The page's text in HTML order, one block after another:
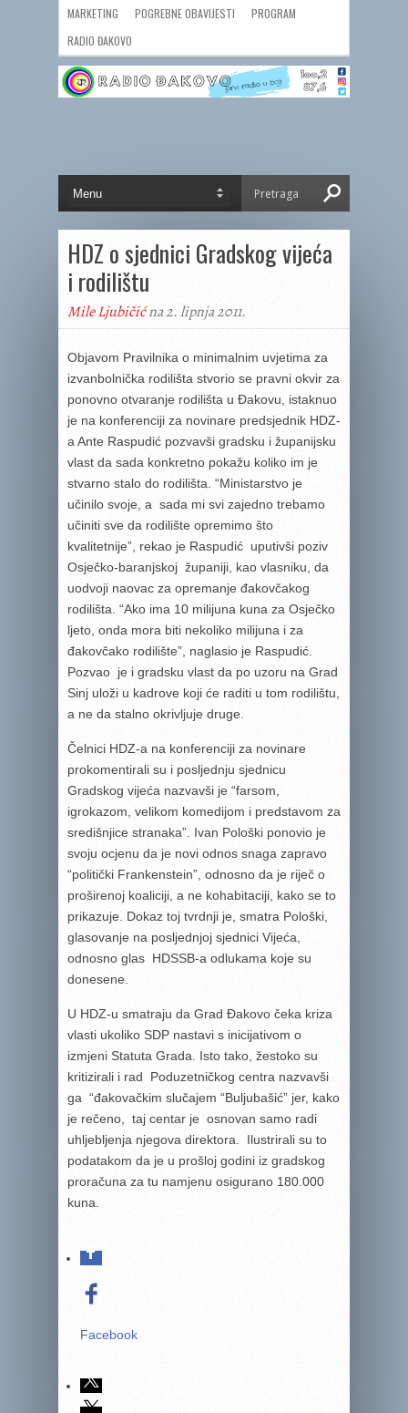
MARKETING POGREBNE OBAVIJESTI
PROGRAM
RADIO ĐAKOVO
HDZ o sjednici Gradskog vijeća
i rodilištu
Mile Ljubičićna 2. lipnja 2011.
Objavom Pravilnika o minimalnim uvjetima za
izvanbolnička rodilišta stvorio se pravni okvir za
ponovno otvaranje rodilišta u Đakovu, istaknuo
je na konferenciji za novinare predsjednik HDZ-
a Ante Raspudić pozvavši gradsku i županijsku
vlast da sada konkretno pokažu koliko im je
stvarno stalo do rodilišta. “Ministarstvo je
učinilo svoje, a sada mi svi zajedno trebamo
učiniti sve da rodilište opremimo što
kvalitetnije”, rekao je Raspudić uputivši poziv
Osječko-baranjskoj županiji, kao vlasniku, da
uodvoji naovac za opremanje đakovčakog
rodilišta. “Ako ima 10 milijuna kuna za Osječko
ljeto, onda mora biti nekoliko milijuna i za
đakovčako rodilište”, naglasio je Raspudić.
Pozvao je i gradsku vlast da po uzoru na Grad
Sinj uloži u kadrove koji će raditi u tom rodilištu,
a ne da stalno okrivljuje druge.
Čelnici HDZ-a na konferenciji za novinare
prokomentirali su i posljednju sjednicu
Gradskog vijeća nazvavši je “farsom,
igrokazom, velikom komedijom i predstavom za
središnjice stranaka”. Ivan Pološki ponovio je
svoju ocjenu da je novi odnos snaga zapravo
“politički Frankenstein”, odnosno da je riječ o
proširenoj koaliciji, a ne kohabitaciji, kako se to
prikazuje. Dokaz toj tvrdnji je, smatra Pološki,
glasovanje na posljednjoj sjednici Vijeća,
odnosno glas HDSSB-a odlukama koje su
donesene.
U HDZ-u smatraju da Grad Đakovo čeka kriza
vlasti ukoliko SDP nastavi s inicijativom o
izmjeni Statuta Grada. Isto tako, žestoko su
kritizirali i rad Poduzetničkog centra nazvavši
ga “đakovačkim slučajem “Buljubašić” jer, kako
je rečeno, taj centar je osnovan samo radi
uhljebljenja njegova direktora. Ilustrirali su to
podatakom da je u prošloj godini iz gradskog
proračuna za tu namjenu osigurano 180.000
kuna.
Facebook